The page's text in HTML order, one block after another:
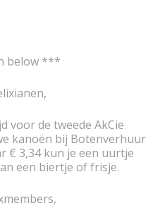
below ***
voor de tweede AkCie
kanoën bij Botenverhuur
€ 3,34 kun je een uurtje
een biertje of frisje.